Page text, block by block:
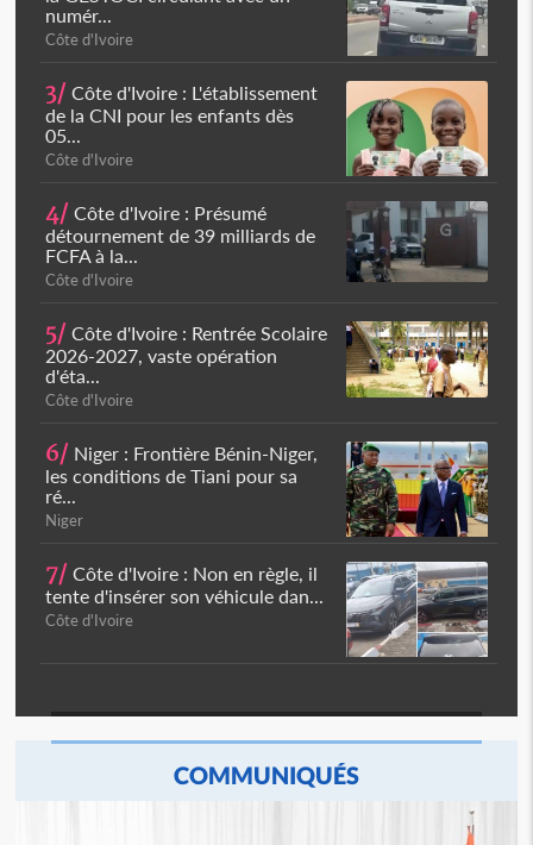
numér...
Côte d'Ivoire
3/ Côte d'Ivoire : L'établissement
de la CNI pour les enfants dès
05...
Côte d'Ivoire
4/ Côte d'Ivoire : Présumé
détournement de 39 milliards de
FCFA à la...
Côte d'Ivoire
5/ Côte d'Ivoire : Rentrée Scolaire
2026-2027, vaste opération
d'éta...
Côte d'Ivoire
6/ Niger : Frontière Bénin-Niger,
les conditions de Tiani pour sa
ré...
Niger
7/ Côte d'Ivoire : Non en règle, il
tente d'insérer son véhicule dan...
Côte d'Ivoire
COMMUNIQUÉS